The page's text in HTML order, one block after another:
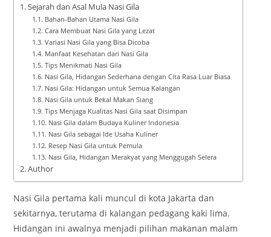
Sejarah dan Asal Mula Nasi Gila
Bahan-Bahan Utama Nasi Gila
Cara Membuat Nasi Gila yang Lezat
Variasi Nasi Gila yang Bisa Dicoba
Manfaat Kesehatan dari Nasi Gila
Tips Menikmati Nasi Gila
Nasi Gila, Hidangan Sederhana dengan Cita Rasa Luar Biasa
Nasi Gila: Hidangan untuk Semua Kalangan
Nasi Gila untuk Bekal Makan Siang
Tips Menjaga Kualitas Nasi Gila saat Disimpan
Nasi Gila dalam Budaya Kuliner Indonesia
Nasi Gila sebagai Ide Usaha Kuliner
Resep Nasi Gila untuk Pemula
Nasi Gila, Hidangan Merakyat yang Menggugah Selera
Author
Nasi Gila pertama kali muncul di kota Jakarta dan
sekitarnya, terutama di kalangan pedagang kaki lima.
Hidangan ini awalnya menjadi pilihan makanan malam